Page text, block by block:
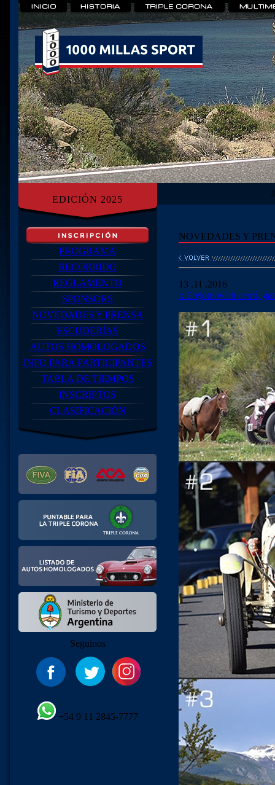
EDICIÓN 2025
PROGRAMA
RECORRIDO
REGLAMENTO
SPONSORS
NOVEDADES Y PRENSA
ESCUDERÍAS
AUTOS HOMOLOGADOS
INFO PARA PARTICIPANTES
TABLA DE TIEMPOS
INSCRIPTOS
CLASIFICACIÓN
Seguinos
+54 9 11 2845-7777
NOVEDADES Y
13 .11 .2016
:: Erejomovich cerró,